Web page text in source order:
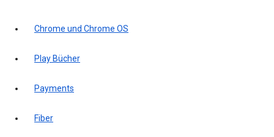
Chrome und Chrome OS
Play Bücher
Payments
Fiber